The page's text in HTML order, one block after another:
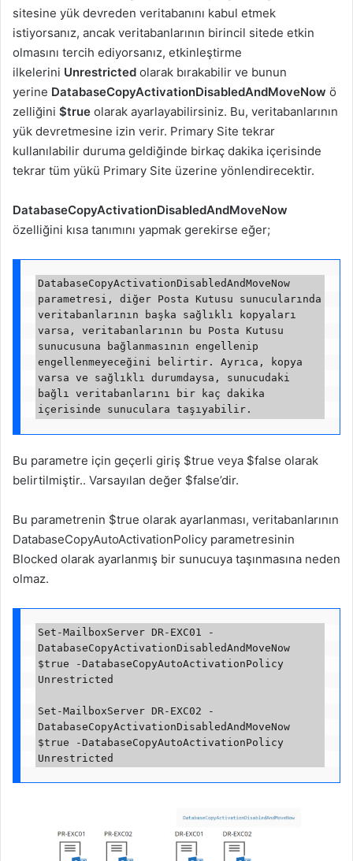
sitesine yük devreden veritabanını kabul etmek
istiyorsanız, ancak veritabanlarının birincil sitede etkin
olmasını tercih ediyorsanız, etkinleştirme
ilkelerini Unrestricted olarak bırakabilir ve bunun
yerine DatabaseCopyActivationDisabledAndMoveNow ö
zelliğini $true olarak ayarlayabilirsiniz. Bu, veritabanlarının
yük devretmesine izin verir. Primary Site tekrar
kullanılabilir duruma geldiğinde birkaç dakika içerisinde
tekrar tüm yükü Primary Site üzerine yönlendirecektir.
DatabaseCopyActivationDisabledAndMoveNow
özelliğini kısa tanımını yapmak gerekirse eğer;
DatabaseCopyActivationDisabledAndMoveNow
parametresi, diğer Posta Kutusu sunucularında
veritabanlarının başka sağlıklı kopyaları
varsa, veritabanlarının bu Posta Kutusu
sunucusuna bağlanmasının engellenip
engellenmeyeceğini belirtir. Ayrıca, kopya
varsa ve sağlıklı durumdaysa, sunucudaki
bağlı veritabanlarını bir kaç dakika
Bu parametre için geçerli giriş $true veya $false olarak
belirtilmiştir.. Varsayılan değer $false’dir.
Bu parametrenin $true olarak ayarlanması, veritabanlarının
DatabaseCopyAutoActivationPolicy parametresinin
Blocked olarak ayarlanmış bir sunucuya taşınmasına neden
olmaz.
Set-MailboxServer DR-EXC01 -
DatabaseCopyActivationDisabledAndMoveNow
$true -DatabaseCopyAutoActivationPolicy
Unrestricted
Set-MailboxServer DR-EXC02 -
DatabaseCopyActivationDisabledAndMoveNow
$true -DatabaseCopyAutoActivationPolicy